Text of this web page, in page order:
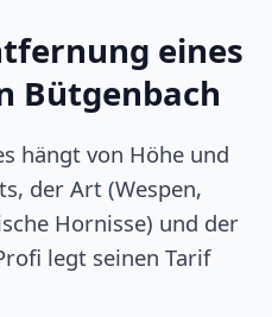
eines
Bütgenbach
hängt von Höhe und
der Art (Wespen,
Hornisse) und der
legt seinen Tarif